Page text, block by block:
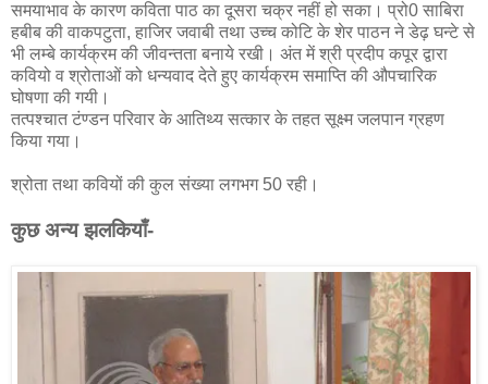
समयाभाव के कारण कविता पाठ का दूसरा चक्र नहीं हो सका। प्रो0 साबिरा
हबीब की वाकपटुता, हाजिर जवाबी तथा उच्च कोटि के शेर पाठन ने डेढ़ घन्टे से
भी लम्बे कार्यक्रम की जीवन्तता बनाये रखी। अंत में श्री प्रदीप कपूर द्वारा
कवियो व श्रोताओं को धन्यवाद देते हुए कार्यक्रम समाप्ति की औपचारिक
घोषणा की गयी।
तत्पश्चात टंण्डन परिवार के आतिथ्य सत्कार के तहत सूक्ष्म जलपान ग्रहण
किया गया।
श्रोता तथा कवियों की कुल संख्या लगभग 50 रही।
कुछ अन्य झलकियाँ-